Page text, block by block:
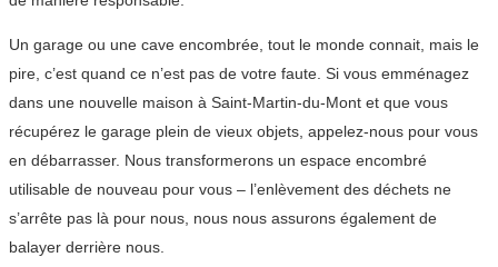
Un garage ou une cave encombrée, tout le monde connait, mais le
pire, c’est quand ce n’est pas de votre faute. Si vous emménagez
dans une nouvelle maison à Saint-Martin-du-Mont et que vous
récupérez le garage plein de vieux objets, appelez-nous pour vous
en débarrasser. Nous transformerons un espace encombré
utilisable de nouveau pour vous – l’enlèvement des déchets ne
s’arrête pas là pour nous, nous nous assurons également de
balayer derrière nous.